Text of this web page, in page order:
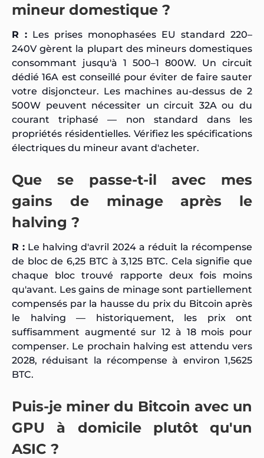
mineur domestique ?
R : Les prises monophasées EU standard 220–
240V gèrent la plupart des mineurs domestiques
consommant jusqu'à 1 500–1 800W. Un circuit
dédié 16A est conseillé pour éviter de faire sauter
votre disjoncteur. Les machines au-dessus de 2
500W peuvent nécessiter un circuit 32A ou du
courant triphasé — non standard dans les
propriétés résidentielles. Vérifiez les spécifications
électriques du mineur avant d'acheter.
Que se passe-t-il avec mes
gains de minage après le
halving ?
R : Le halving d'avril 2024 a réduit la récompense
de bloc de 6,25 BTC à 3,125 BTC. Cela signifie que
chaque bloc trouvé rapporte deux fois moins
qu'avant. Les gains de minage sont partiellement
compensés par la hausse du prix du Bitcoin après
le halving — historiquement, les prix ont
suffisamment augmenté sur 12 à 18 mois pour
compenser. Le prochain halving est attendu vers
2028, réduisant la récompense à environ 1,5625
BTC.
Puis-je miner du Bitcoin avec un
GPU à domicile plutôt qu'un
ASIC ?